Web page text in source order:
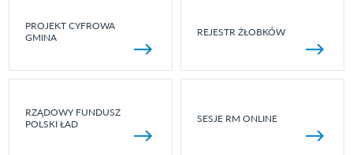
PROJEKT CYFROWA
GMINA
REJESTR ŻŁOBKÓW
RZĄDOWY FUNDUSZ
POLSKI ŁAD
SESJE RM ONLINE